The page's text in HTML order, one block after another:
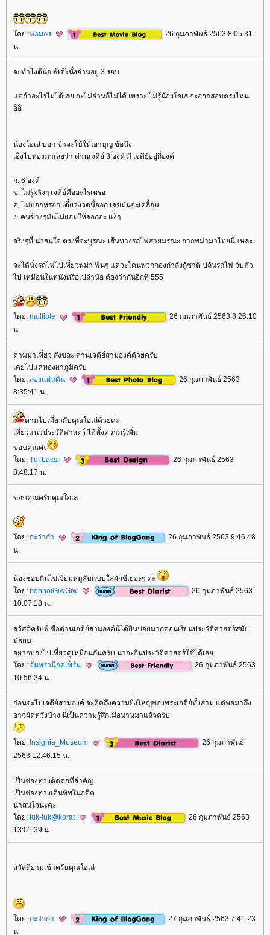
ดย: หอมกร
26 กุมภาพันธ์ 2563 8:05:31
น.
จะทำไงดีน้อ พี่เต๊ะนั่งอ่านอยู่ 3 รอบ
ต่จำอะไรไม่ได้เลย จะไม่อ่านก้ไม่ได้ เพราะ ไม่รู้น้องโอเล่ จะออกสอบตรงไหน
อิอิ
น้องโอเล่ บอก ข้าจะใบ้ให้เอาบุญ ข้อนึง
เอ็งไปท่องมาเลยว่า ด่านเจดีย์ 3 องค์ มี เจดีย์อยู่กี่องค์
ก. 6 องค์
ข. ไม่รู้จริงๆ เจดีย์คืออะไรเหรอ
ค. ไม่บอกหรอก เดี๋ยวงวดนี้ออก เลขมันจะเคลื่อน
ง. คนข้างๆมันไม่ยอมให้ลอกอะ แง้ๆ
จริงๆที่ น่าสนใจ ตรงที่จะบูรณะ เส้นทางรถไฟสายมรณะ จากพม่ามาไทยนี่แหละ
จะได้นั่งรถไฟไปเที่ยวพม่า ฟินๆ แต่จะโดนพวกกองกำลังกู้ชาติ ปล้นรถไฟ จับตัว
ไป เหมือนในหนังหรือเปล่าน้อ ต้องว่ากันอีกที 555
ดย: multiple
26 กุมภาพันธ์ 2563 8:26:10
น.
ตามมาเที่ยว สังขละ ด่านเจดีย์สามองค์ด้วยครับ
เคยไปแค่ทองผาภูมิครับ
ดย: สองแผ่นดิน
26 กุมภาพันธ์ 2563
8:35:41 น.
ตามไปเที่ยวกับคุณโอเล่ด้วยค่ะ
เที่ยวแนวประวัติศาสตร์ ได้ทั้งความรู้เพิ่ม
ขอบคุณค่ะ
ดย: Tui Laksi
26 กุมภาพันธ์ 2563
8:48:17 น.
ขอบคุณครับคุณโอเล่
ดย: กะว่าก๋า
26 กุมภาพันธ์ 2563 9:46:48
น.
น้องชอบกินไข่เจียมหมูสับแบบใส่ผักชีเยอะๆ ค่ะ
ดย: nonnoiGiwGiw
26 กุมภาพันธ์ 2563
10:07:18 น.
สวัสดีครับพี่ ชื่อด่านเจดีย์สามองค์นี่ได้ยินบ่อยมากตอนเรียนประวัติศาสตร์สมั
มัธยม
อยากบองไปเที่ยวดูเหมือนกันครับ น่าจะอินประวัติศาสตร์ใช้ได้เล
ดย: จันทราน็อคเทิร์น
26 กุมภาพันธ์ 2563
10:56:34 น.
ก่อนจะไปเจดีย์สามองค์ จะคิดถึงความยิ่งใหญ่ของพระเจดีย์ทั้งสาม แต่พอมาถึง
อาจผิดหวังบ้าง นี่เป็นความรู้สึกเมื่อนานมาแล้วครับ
ดย: Insignia_Museum
26 กุมภาพันธ์
2563 12:46:15 น.
เป็นช่องทางติดต่อที่สำคัญ
เป็นช่องทางเดินทัพในอดีต
น่าสนใจนะคะ
ดย: tuk-tuk@korat
26 กุมภาพันธ์ 2563
13:01:39 น.
สวัสดียามเช้าครับคุณโอเล่
ดย: กะว่าก๋า
27 กุมภาพันธ์ 2563 7:41:23
น.